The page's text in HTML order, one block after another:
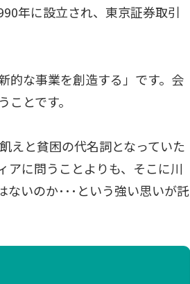
年に設立され、東京証券取引
的な事業を創造する」です。会
とです。
えと貧困の代名詞となっていた
アに問うことよりも、そこに川
ないのか･･･という強い思いが託